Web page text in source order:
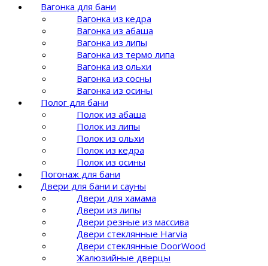
Вагонка для бани
Вагонка из кедра
Вагонка из абаша
Вагонка из липы
Вагонка из термо липа
Вагонка из ольхи
Вагонка из сосны
Вагонка из осины
Полог для бани
Полок из абаша
Полок из липы
Полок из ольхи
Полок из кедра
Полок из осины
Погонаж для бани
Двери для бани и сауны
Двери для хамама
Двери из липы
Двери резные из массива
Двери стеклянные Harvia
Двери стеклянные DoorWood
Жалюзийные дверцы